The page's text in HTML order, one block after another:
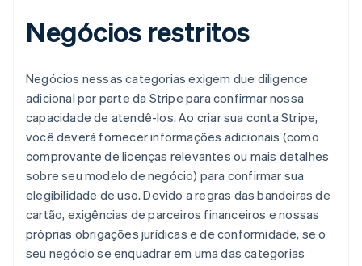
Negócios restritos
Negócios nessas categorias exigem due diligence
adicional por parte da Stripe para confirmar nossa
capacidade de atendê-los. Ao criar sua conta Stripe,
você deverá fornecer informações adicionais (como
comprovante de licenças relevantes ou mais detalhes
sobre seu modelo de negócio) para confirmar sua
elegibilidade de uso. Devido a regras das bandeiras de
cartão, exigências de parceiros financeiros e nossas
próprias obrigações jurídicas e de conformidade, se o
seu negócio se enquadrar em uma das categorias